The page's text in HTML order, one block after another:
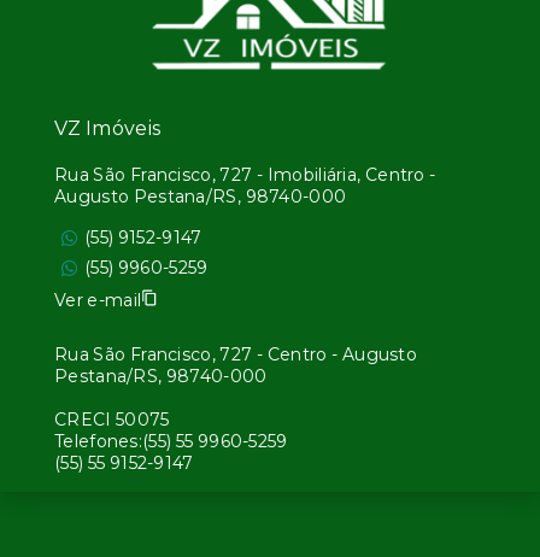
VZ Imóveis
Rua São Francisco, 727 - Imobiliária, Centro -
Augusto Pestana/RS, 98740-000
(55) 9152-9147
(55) 9960-5259
Ver e-mail
Rua São Francisco, 727 - Centro - Augusto
Pestana/RS, 98740-000
CRECI 50075
Telefones:(55) 55 9960-5259
(55) 55 9152-9147